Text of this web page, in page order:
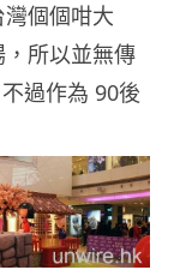
個個咁大
所以並無傳
過作為 90後